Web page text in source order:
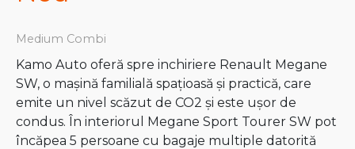
Medium Combi
Kamo Auto oferă spre inchiriere Renault Megane
SW, o mașină familială spațioasă și practică, care
emite un nivel scăzut de CO2 și este ușor de
condus. În interiorul Megane Sport Tourer SW pot
încăpea 5 persoane cu bagaje multiple datorită